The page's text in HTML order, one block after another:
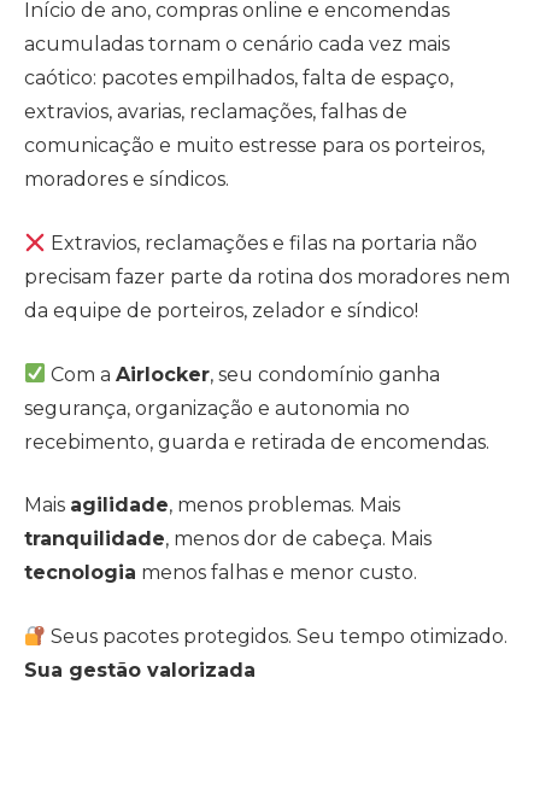
Início de ano, compras online e encomendas
acumuladas tornam o cenário cada vez mais
caótico: pacotes empilhados, falta de espaço,
extravios, avarias, reclamações, falhas de
comunicação e muito estresse para os porteiros,
moradores e síndicos.
Extravios, reclamações e filas na portaria não
precisam fazer parte da rotina dos moradores nem
da equipe de porteiros, zelador e síndico!
Com aAirlocker, seu condomínio ganha
segurança, organização e autonomia no
recebimento, guarda e retirada de encomendas.
Mais agilidade, menos problemas. Mais
tranquilidade, menos dor de cabeça. Mais
tecnologia menos falhas e menor custo.
Seus pacotes protegidos. Seu tempo otimizado.
Sua gestão valorizada